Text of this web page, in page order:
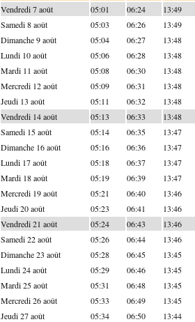
Vendredi 7 août 05:01 06:24 13:49
Samedi 8 août 05:03 06:26 13:49
Dimanche 9 août 05:04 06:27 13:48
Lundi 10 août 05:06 06:28 13:48
Mardi 11 août 05:08 06:30 13:48
Mercredi 12 août 05:09 06:31 13:48
Jeudi 13 août 05:11 06:32 13:48
Vendredi 14 août 05:13 06:33 13:48
Samedi 15 août 05:14 06:35 13:47
Dimanche 16 août 05:16 06:36 13:47
Lundi 17 août 05:18 06:37 13:47
Mardi 18 août 05:19 06:39 13:47
Mercredi 19 août 05:21 06:40 13:46
Jeudi 20 août 05:23 06:41 13:46
Vendredi 21 août 05:24 06:43 13:46
Samedi 22 août 05:26 06:44 13:46
Dimanche 23 août 05:28 06:45 13:45
Lundi 24 août 05:29 06:46 13:45
Mardi 25 août 05:31 06:48 13:45
Mercredi 26 août 05:33 06:49 13:45
Jeudi 27 août 05:34 06:50 13:44